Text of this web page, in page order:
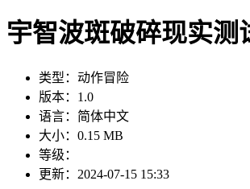
宇智波斑破碎现实测
类型： 动作冒险
版本： 1.0
语言： 简体中文
大小： 0.15 MB
等级：
更新： 2024-07-15 15:33